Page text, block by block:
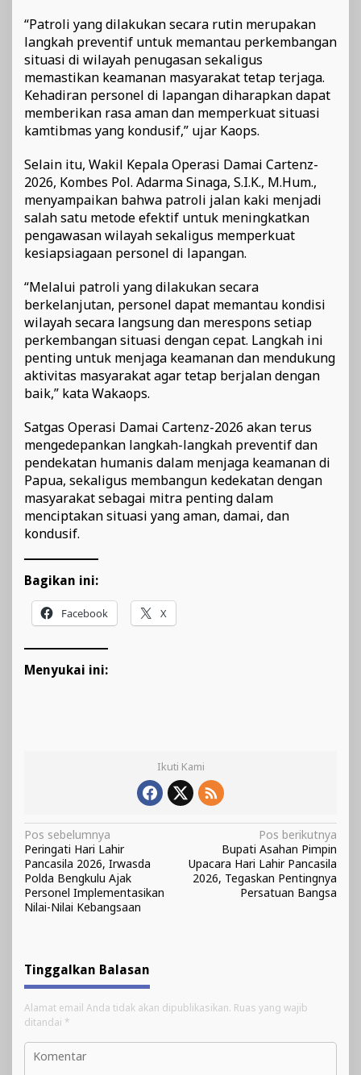
“Patroli yang dilakukan secara rutin merupakan
langkah preventif untuk memantau perkembangan
situasi di wilayah penugasan sekaligus
memastikan keamanan masyarakat tetap terjaga.
Kehadiran personel di lapangan diharapkan dapat
memberikan rasa aman dan memperkuat situasi
kamtibmas yang kondusif,” ujar Kaops.
Selain itu, Wakil Kepala Operasi Damai Cartenz-
2026, Kombes Pol. Adarma Sinaga, S.I.K., M.Hum.,
menyampaikan bahwa patroli jalan kaki menjadi
salah satu metode efektif untuk meningkatkan
pengawasan wilayah sekaligus memperkuat
kesiapsiagaan personel di lapangan.
“Melalui patroli yang dilakukan secara
berkelanjutan, personel dapat memantau kondisi
wilayah secara langsung dan merespons setiap
perkembangan situasi dengan cepat. Langkah ini
penting untuk menjaga keamanan dan mendukung
aktivitas masyarakat agar tetap berjalan dengan
baik,” kata Wakaops.
Satgas Operasi Damai Cartenz-2026 akan terus
mengedepankan langkah-langkah preventif dan
pendekatan humanis dalam menjaga keamanan di
Papua, sekaligus membangun kedekatan dengan
masyarakat sebagai mitra penting dalam
menciptakan situasi yang aman, damai, dan
kondusif.
Bagikan ini:
Facebook X
Menyukai ini:
Ikuti Kami
Navigasi
pos
Pos sebelumnya
Peringati Hari Lahir
Pancasila 2026, Irwasda
Polda Bengkulu Ajak
Personel Implementasikan
Nilai-Nilai Kebangsaan
Pos berikutnya
Bupati Asahan Pimpin
Upacara Hari Lahir Pancasila
2026, Tegaskan Pentingnya
Persatuan Bangsa
Tinggalkan Balasan
Alamat email Anda tidak akan dipublikasikan. Ruas yang wajib
ditandai *